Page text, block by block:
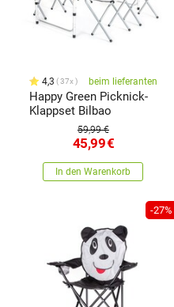
4,3 37x beim lieferanten
Happy Green Picknick-
Klappset Bilbao
59,99 €
45,99€
In den Warenkorb
-27%